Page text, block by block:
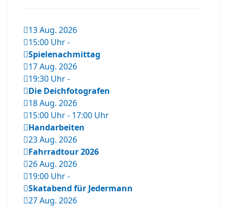
13 Aug. 2026
15:00 Uhr-
Spielenachmittag
17 Aug. 2026
19:30 Uhr-
Die Deichfotografen
18 Aug. 2026
15:00 Uhr- 17:00 Uhr
Handarbeiten
23 Aug. 2026
Fahrradtour 2026
26 Aug. 2026
19:00 Uhr-
Skatabend für Jedermann
27 Aug. 2026